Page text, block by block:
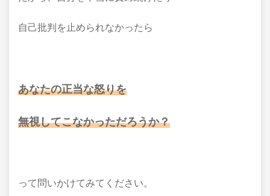
自己批判を止められなかったら
あなたの正当な怒りを
無視してこなかっただろうか？
って問いかけてみてください。